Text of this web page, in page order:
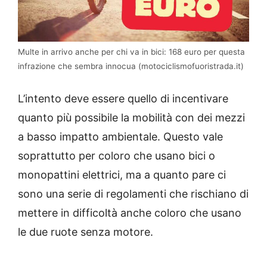
Multe in arrivo anche per chi va in bici: 168 euro per questa
infrazione che sembra innocua (motociclismofuoristrada.it)
L’intento deve essere quello di incentivare
quanto più possibile la mobilità con dei mezzi
a basso impatto ambientale. Questo vale
soprattutto per coloro che usano bici o
monopattini elettrici, ma a quanto pare ci
sono una serie di regolamenti che rischiano di
mettere in difficoltà anche coloro che usano
le due ruote senza motore.